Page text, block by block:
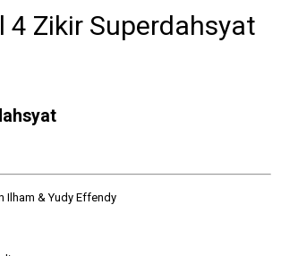
4 Zikir Superdahsyat
Ilham & Yudy Effendy